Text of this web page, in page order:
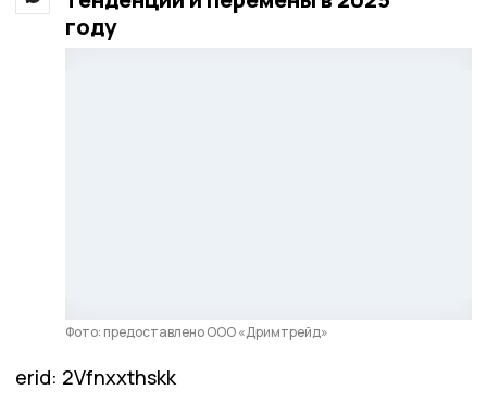
году
Фото: предоставлено ООО «Дримтрейд»
erid: 2Vfnxxthskk